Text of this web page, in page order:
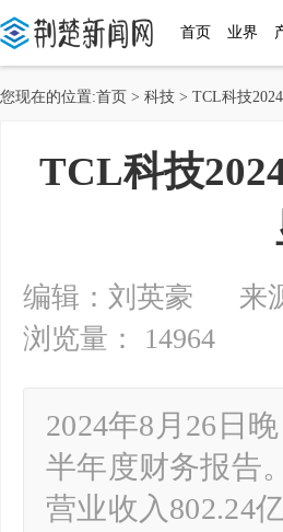
首页 业界
您现在的位置:首页 > 科技 > TCL科技
TCL科技
编辑：刘英豪 来
浏览量： 14964
2024年8月26日
半年度财务报告
营业收入802.24